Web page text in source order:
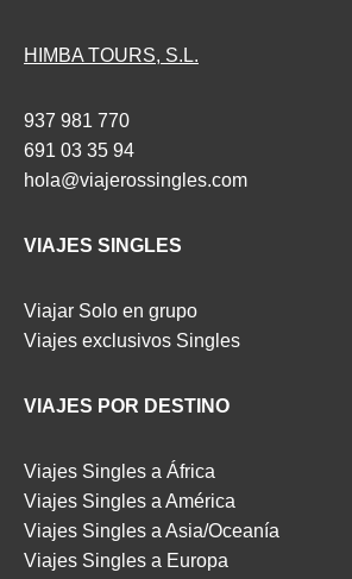
HIMBA TOURS, S.L.
937 981 770
691 03 35 94
hola@viajerossingles.com
VIAJES SINGLES
Viajar Solo en grupo
Viajes exclusivos Singles
VIAJES POR DESTINO
Viajes Singles a África
Viajes Singles a América
Viajes Singles a Asia/Oceanía
Viajes Singles a Europa